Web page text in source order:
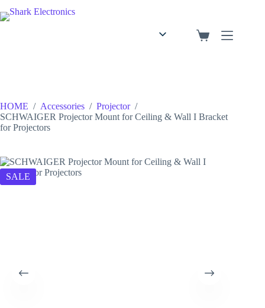
HOME / Accessories / Projector /
SCHWAIGER Projector Mount for Ceiling & Wall I Bracket
for Projectors
SALE